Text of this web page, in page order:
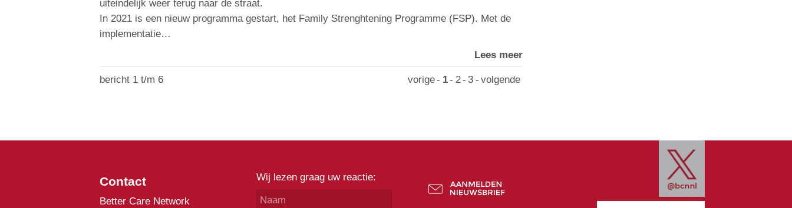
uiteindelijk weer terug naar de straat.
In 2021 is een nieuw programma gestart, het Family Strenghtening Programme (FSP). Met de
implementatie…
Lees meer
bericht 1 t/m 6 vorige- 1- 2- 3 - volgende
Contact
Better Care Network
Wij lezen graag uw reactie: